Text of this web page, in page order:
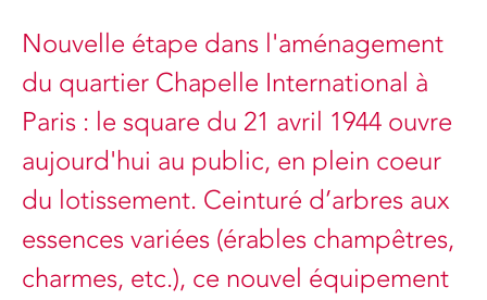
Nouvelle étape dans l'aménagement
du quartier Chapelle International à
Paris : le square du 21 avril 1944 ouvre
aujourd'hui au public, en plein coeur
du lotissement. Ceinturé d’arbres aux
essences variées (érables champêtres,
charmes, etc.), ce nouvel équipement